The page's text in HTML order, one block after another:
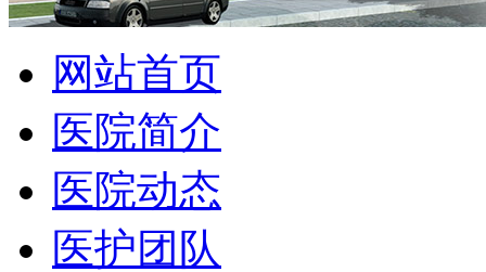
网站首页
医院简介
医院动态
医护团队